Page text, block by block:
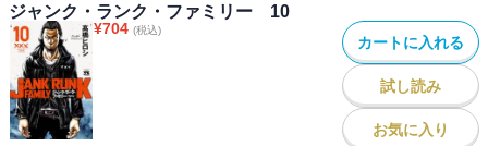
ジャンク・ランク・ファミリー 10
¥704 (税込)
カートに入れる
試し読み
お気に入り